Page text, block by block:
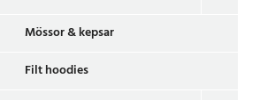
Mössor & kepsar
Filt hoodies